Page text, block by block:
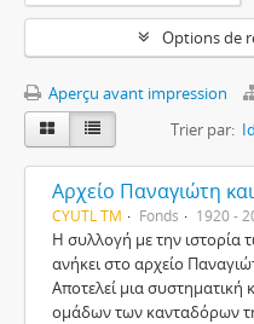
Options de
Aperçu avant impression
Trier par:
Αρχείο Παναγιώτη
CYUTL TM Fonds 1920 -
Η συλλογή με την ιστορία
ανήκει στο αρχείο
Αποτελεί μια
ομάδων των κανταδόρων